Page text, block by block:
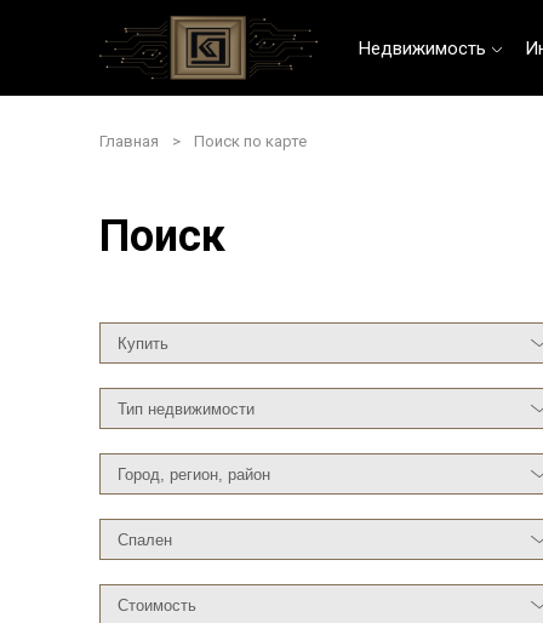
Недвижимость
Главная > Поиск по карте
Поиск